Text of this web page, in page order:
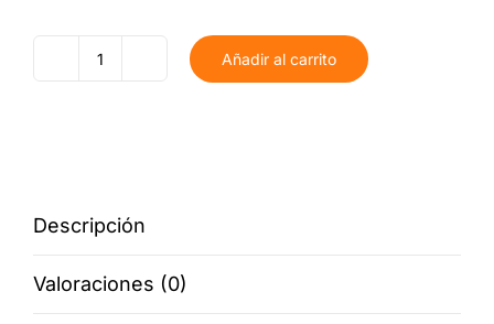
cantidad
Añadir al carrito
Descripción
Valoraciones (0)